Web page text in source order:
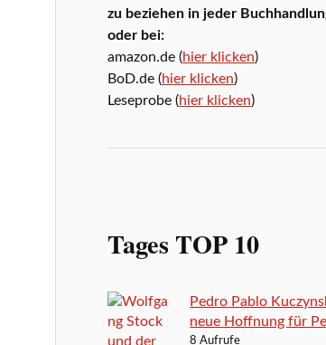
zu beziehen in jeder
oder bei:
amazon.de (hier klicken)
BoD.de (hier klicken)
Leseprobe (hier klicken)
Tages TOP 10
Pedro Pablo
neue Hoffnung für
8 Aufrufe